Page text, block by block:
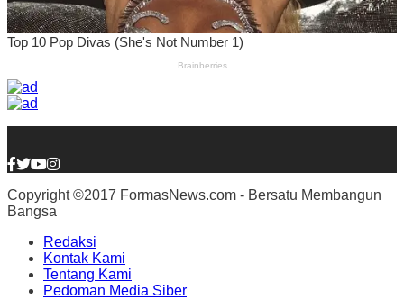
Copyright ©2017 FormasNews.com - Bersatu Membangun
Bangsa
Redaksi
Kontak Kami
Tentang Kami
Pedoman Media Siber